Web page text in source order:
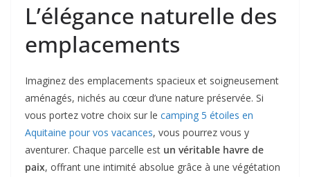
L’élégance naturelle des
emplacements
Imaginez des emplacements spacieux et soigneusement
aménagés, nichés au cœur d’une nature préservée. Si
vous portez votre choix sur le camping 5 étoiles en
Aquitaine pour vos vacances, vous pourrez vous y
aventurer. Chaque parcelle est un véritable havre de
paix, offrant une intimité absolue grâce à une végétation